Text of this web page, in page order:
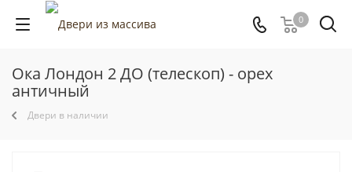
0
Ока Лондон 2 ДО (телескоп) - орех
античный
Двери в наличии